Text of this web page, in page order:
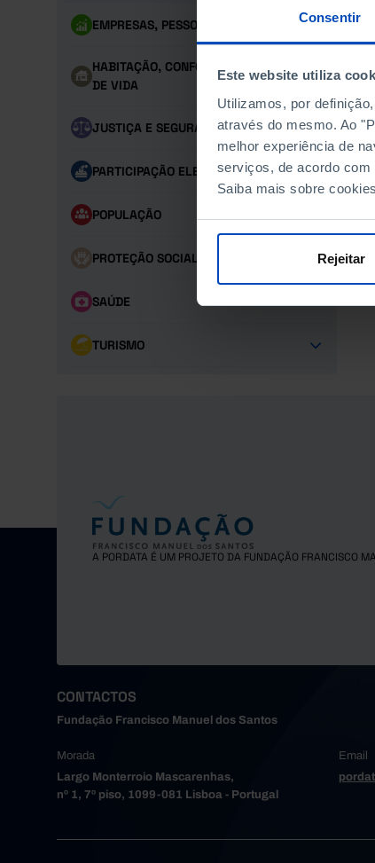
Consentir
Este website utiliza
Utilizamos, por
através do mesmo. Ao
melhor experiência de
serviços, de acordo
Saiba mais sobre
Rejeitar
EMPRESAS, PESSOAL E PRODUTO
HABITAÇÃO, CONFORTO E CONDIÇÕES
DE VIDA
JUSTIÇA E SEGURANÇA
PARTICIPAÇÃO ELEITORAL
POPULAÇÃO
PROTEÇÃO SOCIAL
SAÚDE
TURISMO
A PORDATA É UM PROJETO DA FUNDAÇÃO FRANCISCO
CONTACTOS
Fundação Francisco Manuel dos Santos
Morada
Largo Monterroio Mascarenhas,
nº 1, 7º piso, 1099-081 Lisboa - Portugal
Email